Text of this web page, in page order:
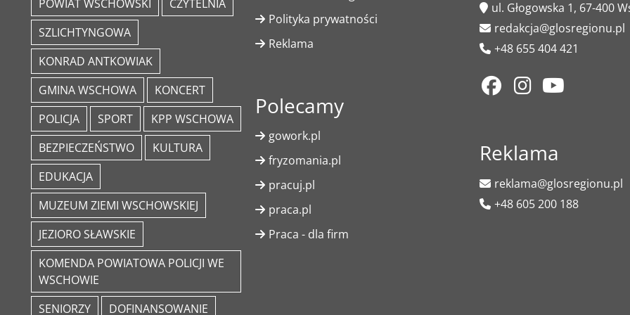
POWIAT WSCHOWSKI
CZYTELNIA
SZLICHTYNGOWA
KONRAD ANTKOWIAK
GMINA WSCHOWA
KONCERT
POLICJA
SPORT
KPP WSCHOWA
BEZPIECZEŃSTWO
KULTURA
EDUKACJA
MUZEUM ZIEMI WSCHOWSKIEJ
JEZIORO SŁAWSKIE
KOMENDA POWIATOWA POLICJI WE
WSCHOWIE
SENIORZY
DOFINANSOWANIE
Polityka prywatności
Reklama
Polecamy
gowork.pl
fryzomania.pl
pracuj.pl
praca.pl
Praca - dla firm
ul. Głogowska 1, 67-400
redakcja@glosregionu.pl
+48 655 404 421
Reklama
reklama@glosregionu.pl
+48 605 200 188